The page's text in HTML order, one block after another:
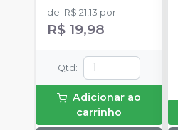
cada uma e 3
ponteiras para
aplicação.
de:R$ 21,13 por:
R$ 19,98
Qtd :
Adicionar ao
carrinho